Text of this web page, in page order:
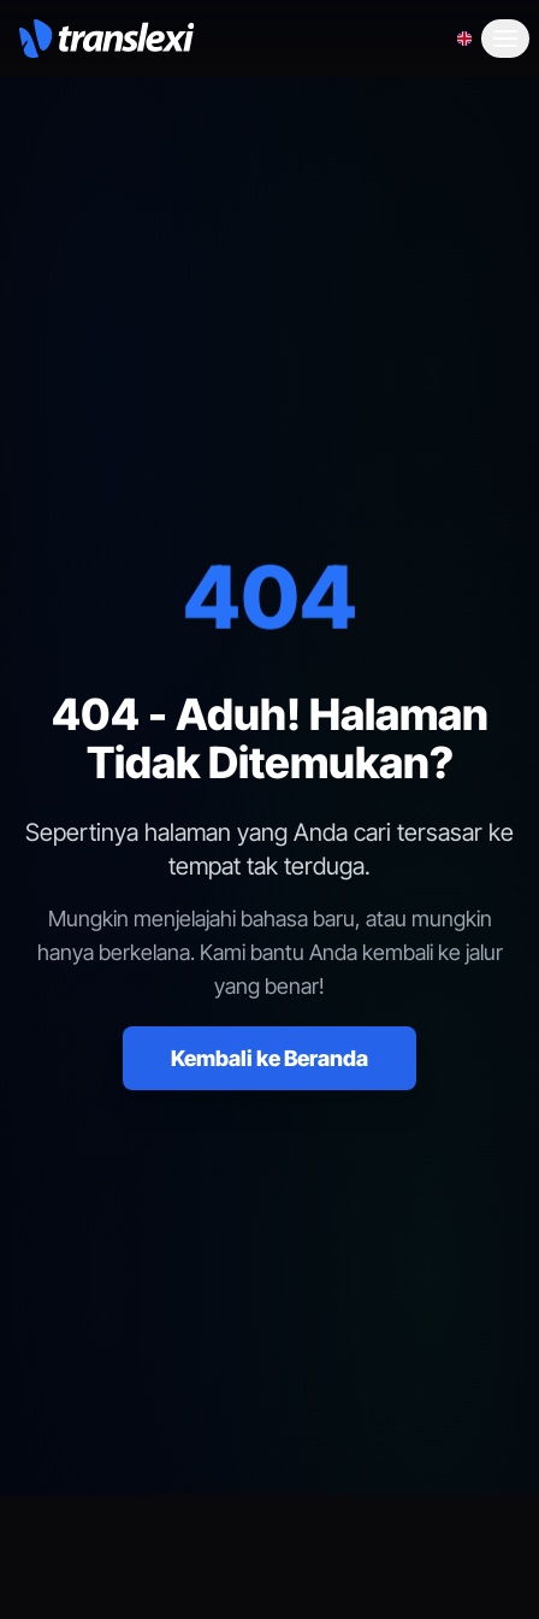
404
404 - Aduh! Halaman
Tidak Ditemukan?
Sepertinya halaman yang Anda cari tersasar ke
tempat tak terduga.
Mungkin menjelajahi bahasa baru, atau mungkin
hanya berkelana. Kami bantu Anda kembali ke jalur
yang benar!
Kembali ke Beranda